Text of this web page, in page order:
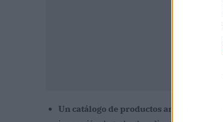
Un catálogo de productos ampliado: